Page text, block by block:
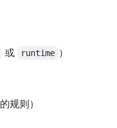
或 runtime ）
规则）